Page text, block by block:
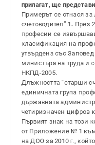
прилагат, ще
Примерът се отнася
счетоводител”.1. През
професии се
класификация на
утвърдена със
министъра на труда и
НКПД-2005.
Длъжността “старши
единичната група
държавната
четиризначен цифров
Първият знак на този
от Приложение № 1
на ДОО за 2010 г.,